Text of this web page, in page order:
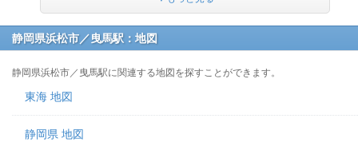
静岡県浜松市／曳馬駅：地図
静岡県浜松市／曳馬駅に関連する地図を探すことができます。
東海 地図
静岡県 地図